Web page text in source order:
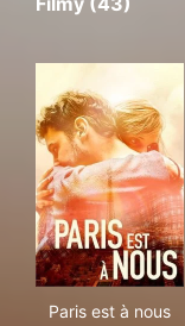
Paris est à nous